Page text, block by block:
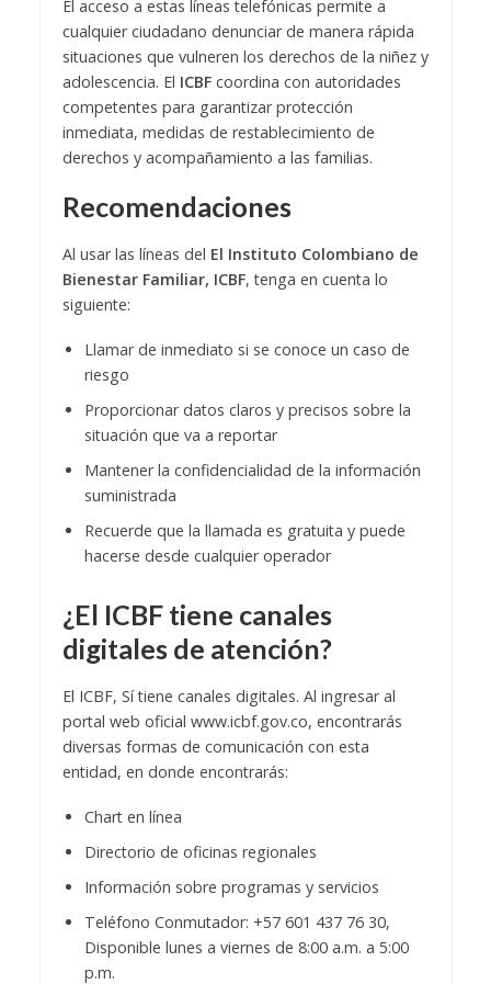
El acceso a estas líneas telefónicas permite a
cualquier ciudadano denunciar de manera rápida
situaciones que vulneren los derechos de la niñez y
adolescencia. El ICBFcoordina con autoridades
competentes para garantizar protección
inmediata, medidas de restablecimiento de
derechos y acompañamiento a las familias.
Recomendaciones
Al usar las líneas del El Instituto Colombiano de
Bienestar Familiar, ICBF, tenga en cuenta lo
siguiente:
Llamar de inmediato si se conoce un caso de
riesgo
Proporcionar datos claros y precisos sobre la
situación que va a reportar
Mantener la confidencialidad de la información
suministrada
Recuerde que la llamada es gratuita y puede
hacerse desde cualquier operador
¿El ICBF tiene canales
digitales de atención?
El ICBF, Sí tiene canales digitales. Al ingresar al
portal web oficial www.icbf.gov.co, encontrarás
diversas formas de comunicación con esta
entidad, en donde encontrarás:
Chart en línea
Directorio de oficinas regionales
Información sobre programas y servicios
Teléfono Conmutador: +57 601 437 76 30,
Disponible lunes a viernes de 8:00 a.m. a 5:00
p.m.